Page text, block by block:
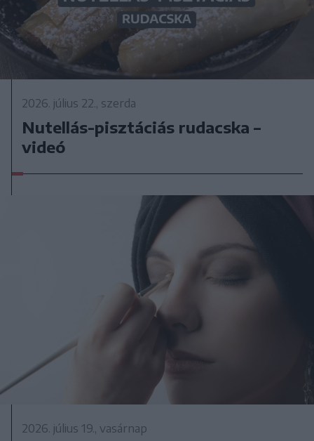
2026. július 22., szerda
Nutellás-pisztáciás rudacska –
videó
2026. július 19., vasárnap